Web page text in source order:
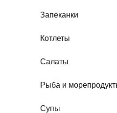
Запеканки
Котлеты
Салаты
Рыба и
Супы